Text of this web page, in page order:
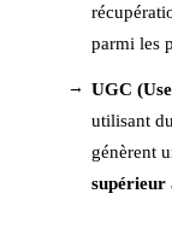
parmi les
UGC
utilisant
génèrent
supérieur